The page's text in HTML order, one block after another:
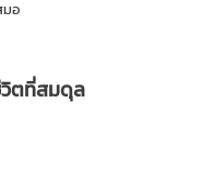
มอ
ตที่สมดุล